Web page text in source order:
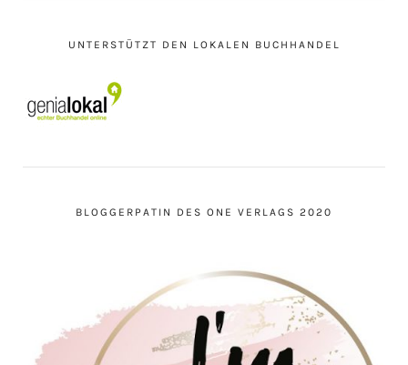
UNTERSTÜTZT DEN LOKALEN BUCHHANDEL
BLOGGERPATIN DES ONE VERLAGS 2020